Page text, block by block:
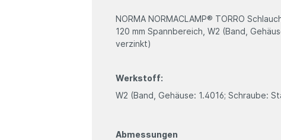
NORMA NORMACLAMP® TORRO
120 mm Spannbereich, W2 (Band,
verzinkt)
Werkstoff:
W2 (Band, Gehäuse: 1.4016; Schraube:
Abmessungen